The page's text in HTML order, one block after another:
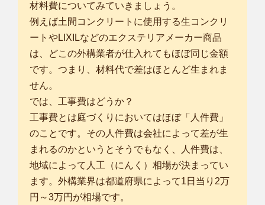
材料費についてみていきましょう。
例えば土間コンクリートに使用する生コンクリ
ートやLIXILなどのエクステリアメーカー商品
は、どこの外構業者が仕入れてもほぼ同じ金額
です。つまり、材料代で差はほとんど生まれま
せん。
では、工事費はどうか？
工事費とは庭づくりにおいてはほぼ「人件費」
のことです。その人件費は会社によって差が生
まれるのかというとそうでもなく、人件費は、
地域によって人工（にんく）相場が決まってい
ます。外構業界は都道府県によって1日当り2万
円～3万円が相場です。